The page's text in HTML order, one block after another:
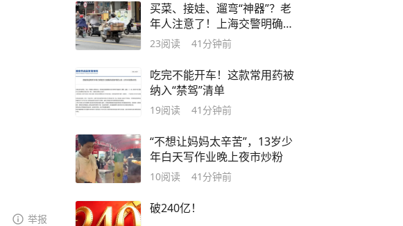
举报
买菜、接娃、遛弯“神器”？老
年人注意了！上海交警明确：
这类“网红”代步车不能上路
23阅读 41分钟前
吃完不能开车！这款常用药被
纳入“禁驾”清单
19阅读 41分钟前
“不想让妈妈太辛苦”，13岁少
年白天写作业晚上夜市炒粉
10阅读 41分钟前
破240亿！